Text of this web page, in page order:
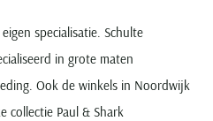
specialisatie. Schulte
in grote maten
Ook de winkels in Noordwijk
collectie Paul & Shark